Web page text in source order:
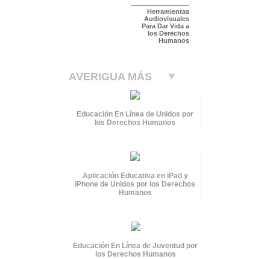
Herramientas
Audiovisuales
Para Dar Vida a
los Derechos
Humanos
AVERIGUA MÁS
Educación En Línea de Unidos por
los Derechos Humanos
Aplicación Educativa en iPad y
iPhone de Unidos por los Derechos
Humanos
Educación En Línea de Juventud por
los Derechos Humanos